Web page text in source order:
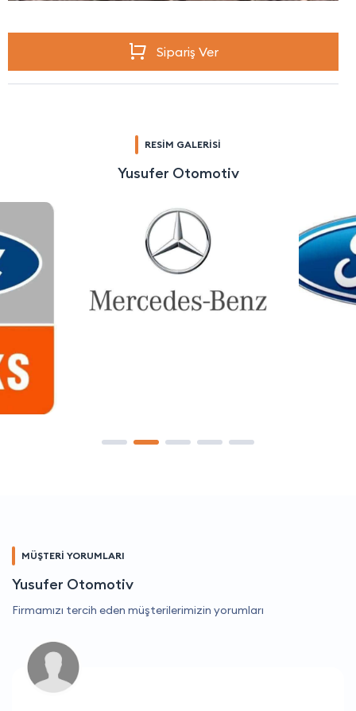
Sipariş Ver
RESİM GALERİSİ
Yusufer Otomotiv
MÜŞTERİ YORUMLARI
Yusufer Otomotiv
Firmamızı tercih eden müşterilerimizin yorumları